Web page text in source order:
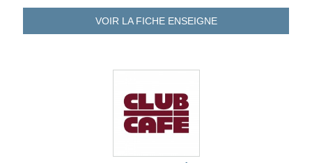
VOIR LA FICHEENSEIGNE